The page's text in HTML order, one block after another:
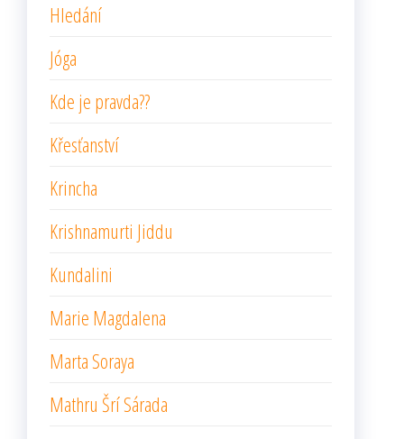
Hledání
Jóga
Kde je pravda??
Křesťanství
Krincha
Krishnamurti Jiddu
Kundalini
Marie Magdalena
Marta Soraya
Mathru Šrí Sárada